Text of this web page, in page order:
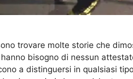
trovare molte storie che
bisogno di nessun
a distinguersi in qualsiasi